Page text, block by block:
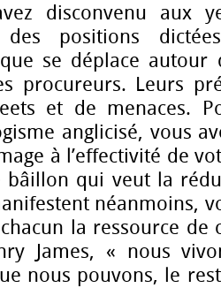
disconvenu aux
des positions
se déplace
procureurs. Leurs
et de menaces.
anglicisé, vous
à l’effectivité de
bâillon qui veut la
néanmoins,
la ressource de
James, « nous
nous pouvons, le